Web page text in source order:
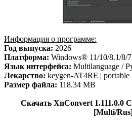
Информация о программе:
Год выпуска: 2026
Платформа: Windows® 11/10/8.1/8/
Язык интерфейса: Multilanguage /
Лекарство: keygen-AT4RE | portable
Размер файла: 118.34 MB
Скачать XnConvert 1.111.0.0
[Multi/